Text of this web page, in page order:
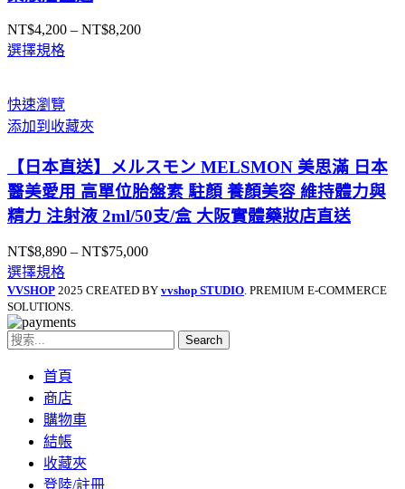
NT$4,200 – NT$8,200價
選擇規格
快速瀏覽
添加到收藏夾
【日本直送】メルスモン MELSMON 美思滿 日本
醫美愛用 高單位胎盤素 駐顏 養顏美容 維持體力與
精力 注射液 2ml/50支/盒 大阪實體藥妝店直送
NT$8,890 – NT$75,000價
範
NT$8,890
選擇規格
VVSHOP 2025 CREATED BY vvshop STUDIO . PREMIUM E-COMMERCE
SOLUTIONS.
Search
首頁
商店
購物車
結帳
收藏夾
登陸/註冊